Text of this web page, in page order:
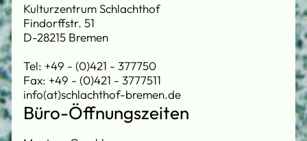
Kulturzentrum Schlachthof
Findorffstr. 51
D-28215 Bremen
Tel: +49 - (0)421 - 377750
Fax: +49 - (0)421 - 3777511
info(at)schlachthof-bremen.de
Büro-Öffnungszeiten